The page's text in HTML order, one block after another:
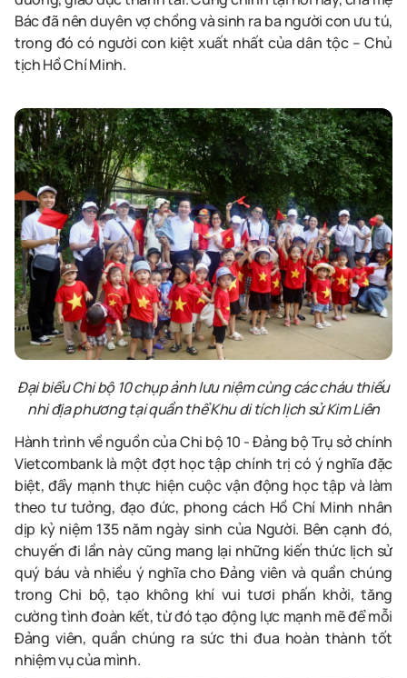
Bác đã nên duyên vợ chồng và sinh ra ba người con ưu tú,
trong đó có người con kiệt xuất nhất của dân tộc – Chủ
tịch Hồ Chí Minh.
Đại biểu Chi bộ 10 chụp ảnh lưu niệm cùng các cháu thiếu
nhi địa phương tại quần thể Khu di tích lịch sử Kim Liên
Hành trình về nguồn của Chi bộ 10 - Đảng bộ Trụ sở chính
Vietcombank là một đợt học tập chính trị có ý nghĩa đặc
biệt, đẩy mạnh thực hiện cuộc vận động học tập và làm
theo tư tưởng, đạo đức, phong cách Hồ Chí Minh nhân
dịp kỷ niệm 135 năm ngày sinh của Người. Bên cạnh đó,
chuyến đi lần này cũng mang lại những kiến thức lịch sử
quý báu và nhiều ý nghĩa cho Đảng viên và quần chúng
trong Chi bộ, tạo không khí vui tươi phấn khởi, tăng
cường tình đoàn kết, từ đó tạo động lực mạnh mẽ để mỗi
Đảng viên, quần chúng ra sức thi đua hoàn thành tốt
nhiệm vụ của mình.